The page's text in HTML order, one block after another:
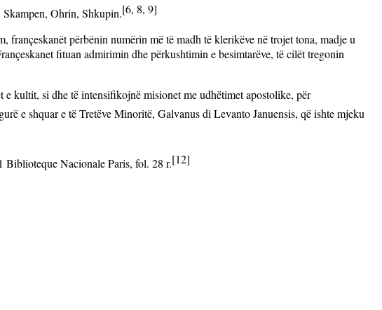
Ohrin, Shkupin.[6, 8, 9]
përbënin numërin më të madh të klerikëve në trojet tona, madje u
fituan admirimin dhe përkushtimin e besimtarëve, të cilët tregonin
kultit, si dhe të intensifikojnë misionet me udhëtimet apostolike, për
e shquar e të Tretëve Minoritë, Galvanus di Levanto Januensis, që ishte mjeku
Biblioteque Nacionale Paris, fol. 28 r.[12]